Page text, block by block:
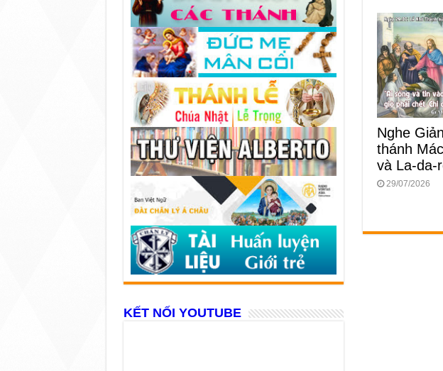
Nghe
thánh
và La-da-
29/07/2026
KẾT NỐI YOUTUBE